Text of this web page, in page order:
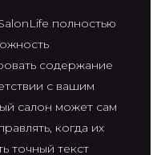
полностью
содержание
с вашим
салон может сам
когда их
точный текст